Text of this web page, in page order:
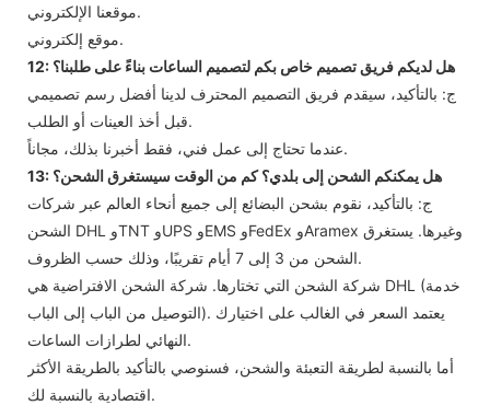
موقعنا الإلكتروني.
موقع إلكتروني.
12: هل لديكم فريق تصميم خاص بكم لتصميم الساعات بناءً على طلبنا؟
ج: بالتأكيد، سيقدم فريق التصميم المحترف لدينا أفضل رسم تصميمي
قبل أخذ العينات أو الطلب.
عندما تحتاج إلى عمل فني، فقط أخبرنا بذلك، مجاناً.
13: هل يمكنكم الشحن إلى بلدي؟ كم من الوقت سيستغرق الشحن؟
ج: بالتأكيد، نقوم بشحن البضائع إلى جميع أنحاء العالم عبر شركات
الشحن DHL وTNT وUPS وEMS وFedEx وAramex وغيرها. يستغرق
الشحن من 3 إلى 7 أيام تقريبًا، وذلك حسب الظروف.
شركة الشحن التي تختارها. شركة الشحن الافتراضية هي DHL (خدمة
التوصيل من الباب إلى الباب). يعتمد السعر في الغالب على اختيارك
النهائي لطرازات الساعات.
أما بالنسبة لطريقة التعبئة والشحن، فسنوصي بالتأكيد بالطريقة الأكثر
اقتصادية بالنسبة لك.